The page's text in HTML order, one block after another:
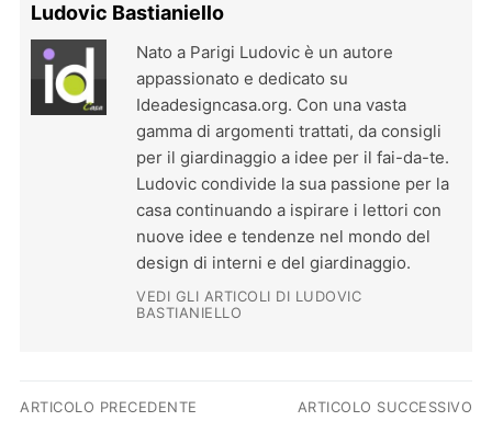
Ludovic Bastianiello
Nato a Parigi Ludovic è un autore
appassionato e dedicato su
Ideadesigncasa.org. Con una vasta
gamma di argomenti trattati, da consigli
per il giardinaggio a idee per il fai-da-te.
Ludovic condivide la sua passione per la
casa continuando a ispirare i lettori con
nuove idee e tendenze nel mondo del
design di interni e del giardinaggio.
VEDI GLI ARTICOLI DI LUDOVIC
BASTIANIELLO
Navigazione articoli
ARTICOLO PRECEDENTE ARTICOLO SUCCESSIVO